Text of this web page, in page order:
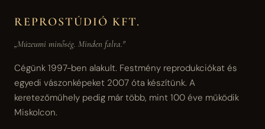
REPROSTÚDIÓ KFT.
„Múzeumi minőség. Minden falra."
Cégünk 1997-ben alakult. Festmény reprodukciókat és
egyedi vászonképeket 2007 óta készítünk. A
keretezőműhely pedig már több, mint 100 éve működik
Miskolcon.